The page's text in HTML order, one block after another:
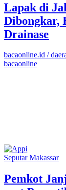
Lapak di
Dibongkar,
Drainase
bacaonline.id /
bacaonline
Seputar Makassar
Pemkot